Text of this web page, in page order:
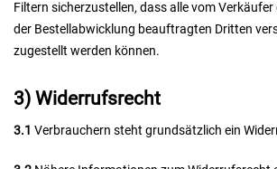
Filtern sicherzustellen, dass alle vom
der Bestellabwicklung beauftragten Dritten
zugestellt werden können.
3) Widerrufsrecht
3.1 Verbrauchern steht grundsätzlich ein